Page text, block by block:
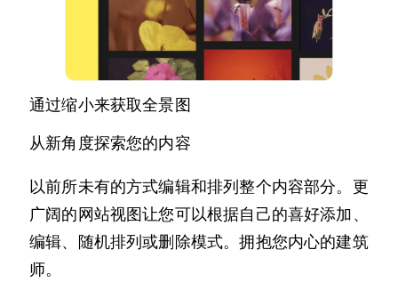
通过缩小来获取全景图
从新角度探索您的内容
以前所未有的方式编辑和排列整个内容部分。更
广阔的网站视图让您可以根据自己的喜好添加、
编辑、随机排列或删除模式。拥抱您内心的建筑
师。